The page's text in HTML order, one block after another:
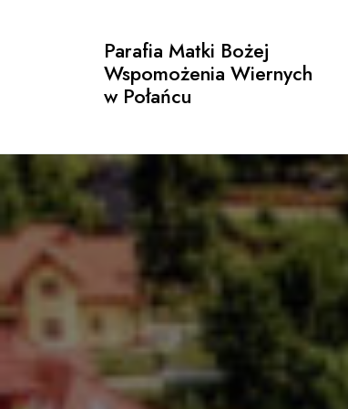
Parafia Matki Bożej
Wspomożenia Wiernych
w Połańcu